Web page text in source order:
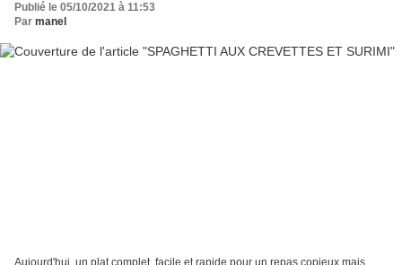
Publié le 05/10/2021 à 11:53
Par manel
Aujourd'hui, un plat complet, facile et rapide pour un repas copieux mais